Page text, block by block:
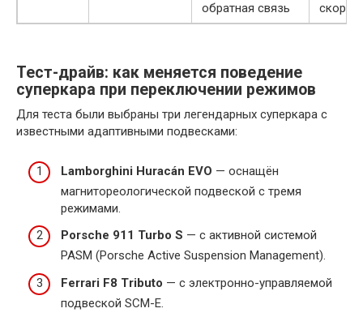
обратная связь
Тест-драйв: как меняется поведение
суперкара при переключении режимов
Для теста были выбраны три легендарных суперкара с
известными адаптивными подвесками:
Lamborghini Huracán EVO — оснащён
магнитореологической подвеской с тремя
режимами.
Porsche 911 Turbo S — с активной системой
PASM (Porsche Active Suspension Management).
Ferrari F8 Tributo — с электронно-управляемой
подвеской SCM-E.